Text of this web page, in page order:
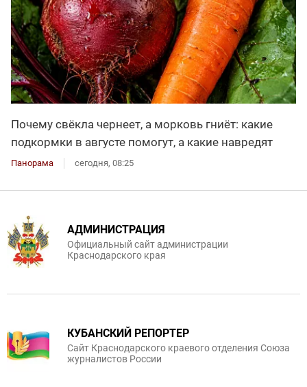
Почему свёкла чернеет, а морковь гниёт: какие
подкормки в августе помогут, а какие навредят
Панорама сегодня, 08:25
АДМИНИСТРАЦИЯ
Официальный сайт администрации
Краснодарского края
КУБАНСКИЙ РЕПОРТЕР
Сайт Краснодарского краевого отделения Союза
журналистов России